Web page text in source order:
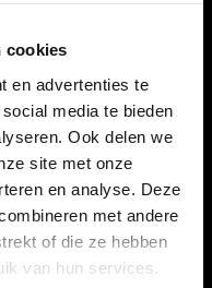
cookies
en advertenties te
media te bieden
Ook delen we
site met onze
en analyse. Deze
met andere
of die ze hebben
van hun services.
White